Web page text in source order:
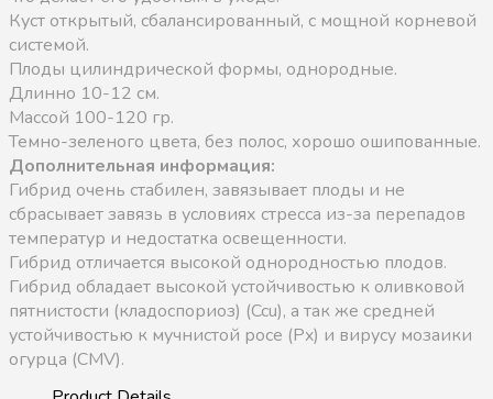
Куст открытый, сбалансированный, с мощной корневой
системой.
Плоды цилиндрической формы, однородные.
Длинно 10-12 см.
Массой 100-120 гр.
Темно-зеленого цвета, без полос, хорошо ошипованные.
Дополнительная информация:
Гибрид очень стабилен, завязывает плоды и не
сбрасывает завязь в условиях стресса из-за перепадов
температур и недостатка освещенности.
Гибрид отличается высокой однородностью плодов.
Гибрид обладает высокой устойчивостью к оливковой
пятнистости (кладоспориоз) (Ccu), а так же средней
устойчивостью к мучнистой росе (Px) и вирусу мозаики
огурца (CMV).